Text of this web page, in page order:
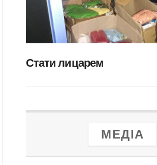
Стати лицарем
МЕДІА